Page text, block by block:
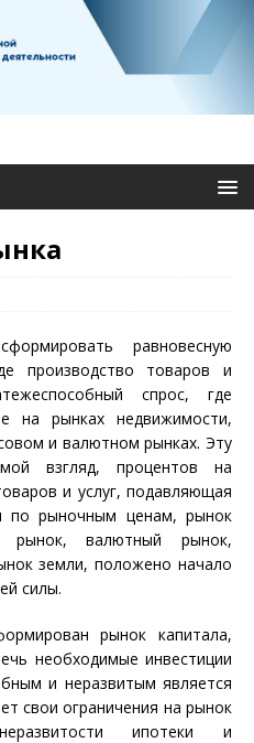
равновесную
производство товаров и
спрос, где
на рынках недвижимости,
и валютном рынках. Эту
взгляд, процентов на
и услуг, подавляющая
по рыночным ценам, рынок
рынок, валютный рынок,
земли, положено начало
силы.
рынок капитала,
необходимые инвестиции
и неразвитым является
свои ограничения на рынок
ипотеки и